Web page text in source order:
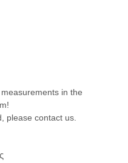
in the
please contact us.